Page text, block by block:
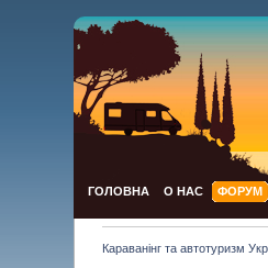
ГОЛОВНА О НАС ФОРУМ
Караванінг та автотуризм